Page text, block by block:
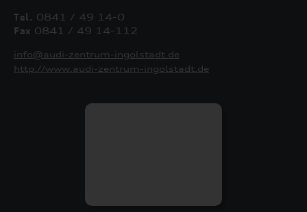
Tel. 0841 / 49 14-0
Fax 0841 / 49 14-112
info@audi-zentrum-ingolstadt.de
http://www.audi-zentrum-ingolstadt.de